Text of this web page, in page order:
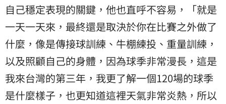
自己穩定表現的關鍵，他也直呼不容易，「就是
一天一天來，最終還是取決於你在比賽之外做了
什麼，像是傳接球訓練、牛棚練投、重量訓練，
以及照顧自己的身體，因為球季非常漫長，這是
我來台灣的第三年，我更了解一個120場的球季
是什麼樣子，也更知道這裡天氣非常炎熱，所以